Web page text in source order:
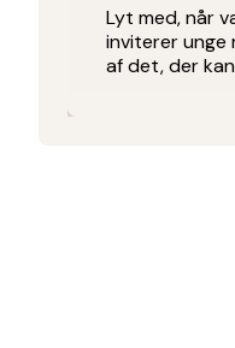
Lyt med, når
inviterer unge
af det, der